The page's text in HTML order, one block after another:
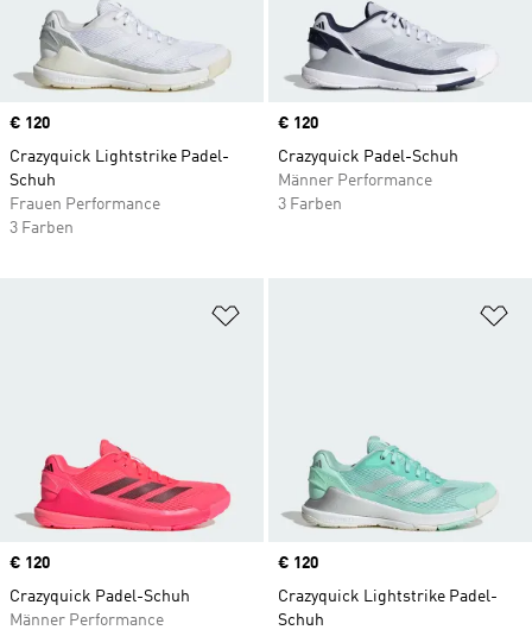
Price
€ 120
Crazyquick Lightstrike Padel-
Schuh
Frauen Performance
3 Farben
Price
€ 120
Crazyquick Padel-Schuh
Männer Performance
3 Farben
Price
€ 120
Crazyquick Padel-Schuh
Männer Performance
Price
€ 120
Crazyquick Lightstrike Padel-
Schuh